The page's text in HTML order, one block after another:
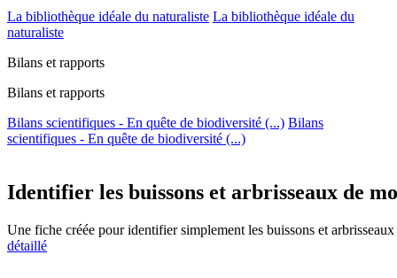
La bibliothèque idéale du naturaliste La bibliothèque idéale du
naturaliste
Bilans et rapports
Bilans et rapports
Bilans scientifiques - En quête de biodiversité (...) Bilans
scientifiques - En quête de biodiversité (...)
Identifier les buissons et arbrisseaux de
Une fiche créée pour identifier simplement les buissons et
détaillé